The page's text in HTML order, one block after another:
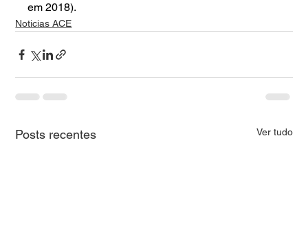
em 2018).
Noticias ACE
Posts recentes Ver tudo